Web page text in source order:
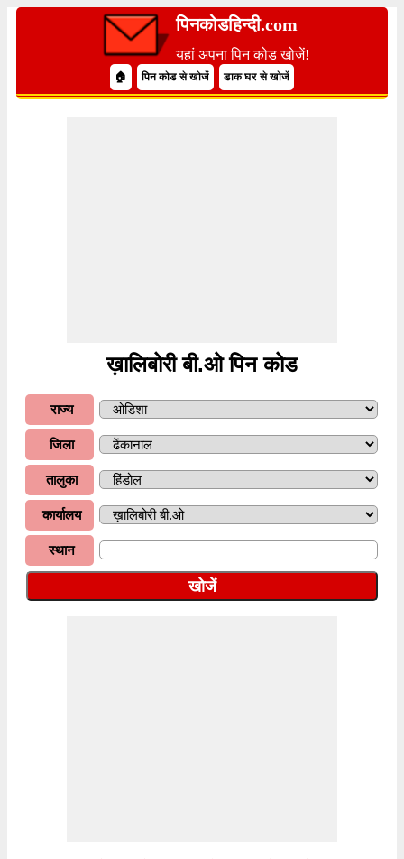
पिनकोडहिन्दी.com
यहां अपना पिन कोड खोजें!
🏠 पिन कोड से खोजें डाक घर से खोजें
ख़ालिबोरी बी.ओ पिन कोड
राज्य
जिला
तालुका
कार्यालय
स्थान